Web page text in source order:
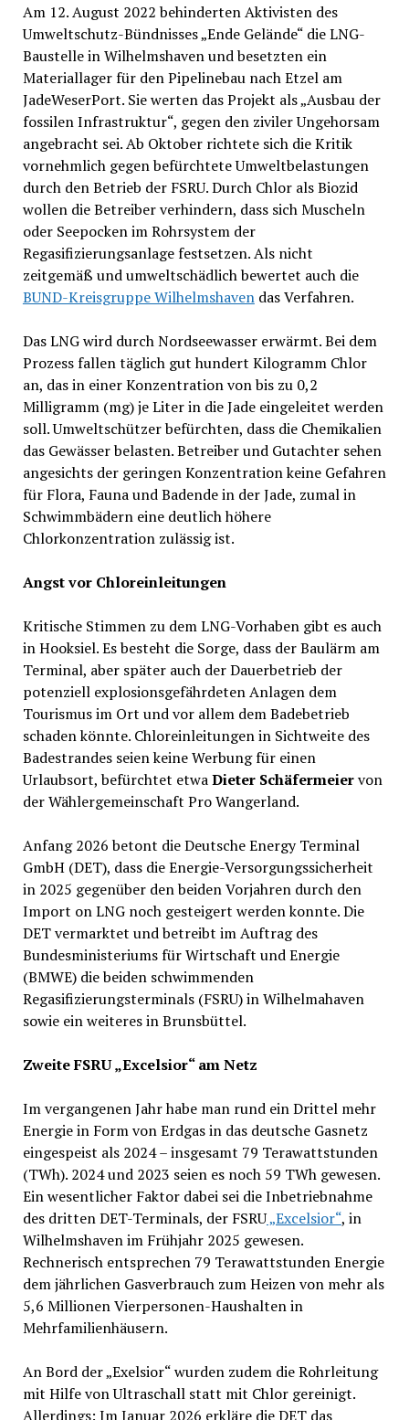
Am 12. August 2022 behinderten Aktivisten des
Umweltschutz-Bündnisses „Ende Gelände“ die LNG-
Baustelle in Wilhelmshaven und besetzten ein
Materiallager für den Pipelinebau nach Etzel am
JadeWeserPort. Sie werten das Projekt als „Ausbau der
fossilen Infrastruktur“, gegen den ziviler Ungehorsam
angebracht sei. Ab Oktober richtete sich die Kritik
vornehmlich gegen befürchtete Umweltbelastungen
durch den Betrieb der FSRU. Durch Chlor als Biozid
wollen die Betreiber verhindern, dass sich Muscheln
oder Seepocken im Rohrsystem der
Regasifizierungsanlage festsetzen. Als nicht
zeitgemäß und umweltschädlich bewertet auch die
BUND-Kreisgruppe Wilhelmshavendas Verfahren.
Das LNG wird durch Nordseewasser erwärmt. Bei dem
Prozess fallen täglich gut hundert Kilogramm Chlor
an, das in einer Konzentration von bis zu 0,2
Milligramm (mg) je Liter in die Jade eingeleitet werden
soll. Umweltschützer befürchten, dass die Chemikalien
das Gewässer belasten. Betreiber und Gutachter sehen
angesichts der geringen Konzentration keine Gefahren
für Flora, Fauna und Badende in der Jade, zumal in
Schwimmbädern eine deutlich höhere
Chlorkonzentration zulässig ist.
Angst vor Chloreinleitungen
Kritische Stimmen zu dem LNG-Vorhaben gibt es auch
in Hooksiel. Es besteht die Sorge, dass der Baulärm am
Terminal, aber später auch der Dauerbetrieb der
potenziell explosionsgefährdeten Anlagen dem
Tourismus im Ort und vor allem dem Badebetrieb
schaden könnte. Chloreinleitungen in Sichtweite des
Badestrandes seien keine Werbung für einen
Urlaubsort, befürchtet etwaDieter Schäfermeiervon
der Wählergemeinschaft Pro Wangerland.
Anfang 2026 betont die Deutsche Energy Terminal
GmbH (DET), dass die Energie-Versorgungssicherheit
in 2025 gegenüber den beiden Vorjahren durch den
Import on LNG noch gesteigert werden konnte. Die
DET vermarktet und betreibt im Auftrag des
Bundesministeriums für Wirtschaft und Energie
(BMWE) die beiden schwimmenden
Regasifizierungsterminals (FSRU) in Wilhelmahaven
sowie ein weiteres in Brunsbüttel.
Zweite FSRU „Excelsior“ am Netz
Im vergangenen Jahr habe man rund ein Drittel mehr
Energie in Form von Erdgas in das deutsche Gasnetz
eingespeist als 2024 – insgesamt 79 Terawattstunden
(TWh). 2024 und 2023 seien es noch 59 TWh gewesen.
Ein wesentlicher Faktor dabei sei die Inbetriebnahme
des dritten DET-Terminals, der FSRU„Excelsior“, in
Wilhelmshaven im Frühjahr 2025 gewesen.
Rechnerisch entsprechen 79 Terawattstunden Energie
dem jährlichen Gasverbrauch zum Heizen von mehr als
5,6 Millionen Vierpersonen-Haushalten in
Mehrfamilienhäusern.
An Bord der „Exelsior“ wurden zudem die Rohrleitung
mit Hilfe von Ultraschall statt mit Chlor gereinigt.
Allerdings: Im Januar 2026 erkläre die DET das